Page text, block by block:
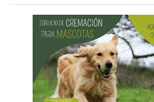
de la UNRN.
Desde Defensa Civil y Desarrollo